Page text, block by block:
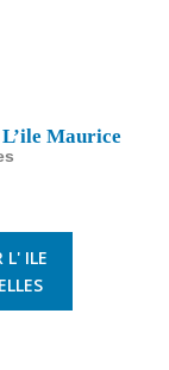
Maurice
L' ILE